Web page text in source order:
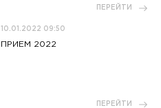
ПЕРЕЙТИ
10.01.2022 09:50
ПРИЕМ 2022
ПЕРЕЙТИ